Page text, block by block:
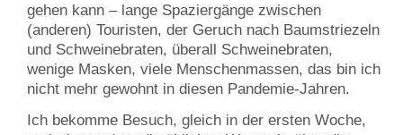
gehen kann – lange Spaziergänge zwischen
(anderen) Touristen, der Geruch nach Baumstriezeln
und Schweinebraten, überall Schweinebraten,
wenige Masken, viele Menschenmassen, das bin ich
nicht mehr gewohnt in diesen Pandemie-Jahren.
Ich bekomme Besuch, gleich in der ersten Woche,